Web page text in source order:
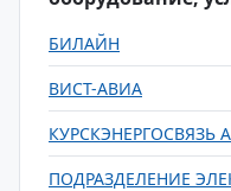
БИЛАЙН
ВИСТ-АВИА
КУРСКЭНЕРГОСВЯЗЬ
ПОДРАЗДЕЛЕНИЕ